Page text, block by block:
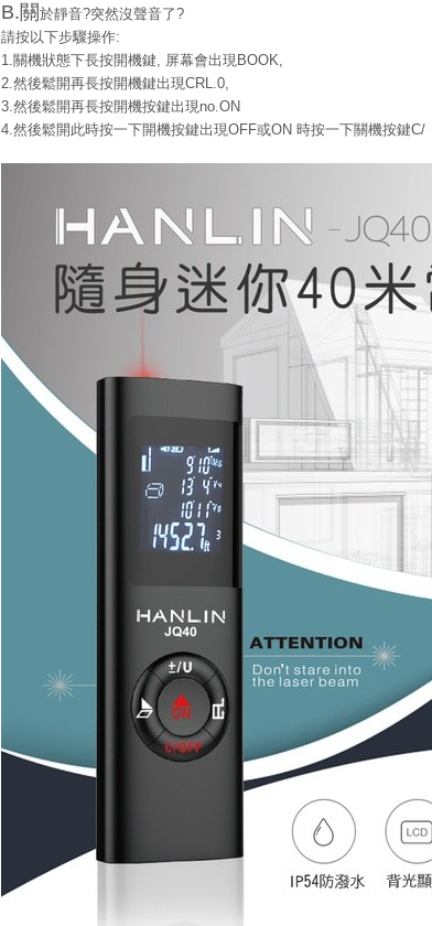
B.關於靜音?突然沒聲音了?
請按以下步驟操作:
1.關機狀態下長按開機鍵, 屏幕會出現BOOK,
2.然後鬆開再長按開機鍵出現CRL.0,
3.然後鬆開再長按開機按鍵出現no.ON
4.然後鬆開此時按一下開機按鍵出現OFF或ON 時按一下關機按鍵